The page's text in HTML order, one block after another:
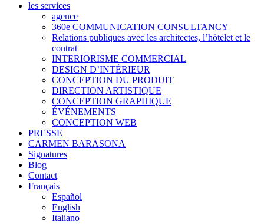
les services
agence
360e COMMUNICATION CONSULTANCY
Relations publiques avec les architectes, l’hôtelet et le
contrat
INTERIORISME COMMERCIAL
DESIGN D’INTÉRIEUR
CONCEPTION DU PRODUIT
DIRECTION ARTISTIQUE
CONCEPTION GRAPHIQUE
ÉVÉNEMENTS
CONCEPTION WEB
PRESSE
CARMEN BARASONA
Signatures
Blog
Contact
Français
Español
English
Italiano